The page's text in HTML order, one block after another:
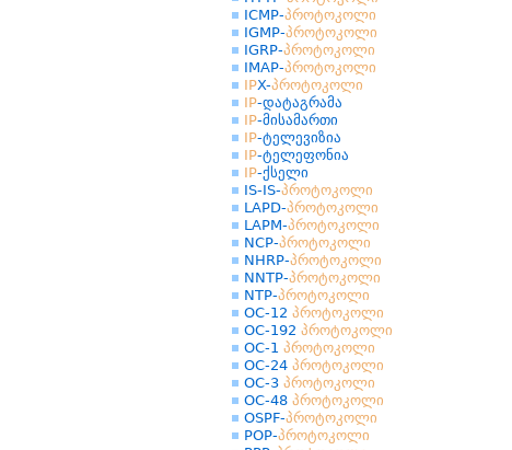
ICMP-პროტოკოლი
IGMP-პროტოკოლი
IGRP-პროტოკოლი
IMAP-პროტოკოლი
IPX-პროტოკოლი
IP-დატაგრამა
IP-მისამართი
IP-ტელევიზია
IP-ტელეფონია
IP-ქსელი
IS-IS-პროტოკოლი
LAPD-პროტოკოლი
LAPM-პროტოკოლი
NCP-პროტოკოლი
NHRP-პროტოკოლი
NNTP-პროტოკოლი
NTP-პროტოკოლი
OC-12 პროტოკოლი
OC-192 პროტოკოლი
OC-1 პროტოკოლი
OC-24 პროტოკოლი
OC-3 პროტოკოლი
OC-48 პროტოკოლი
OSPF-პროტოკოლი
POP-პროტოკოლი